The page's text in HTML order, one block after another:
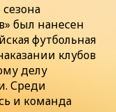
был нанесен
футбольная
клубов
делу
Среди
и команда